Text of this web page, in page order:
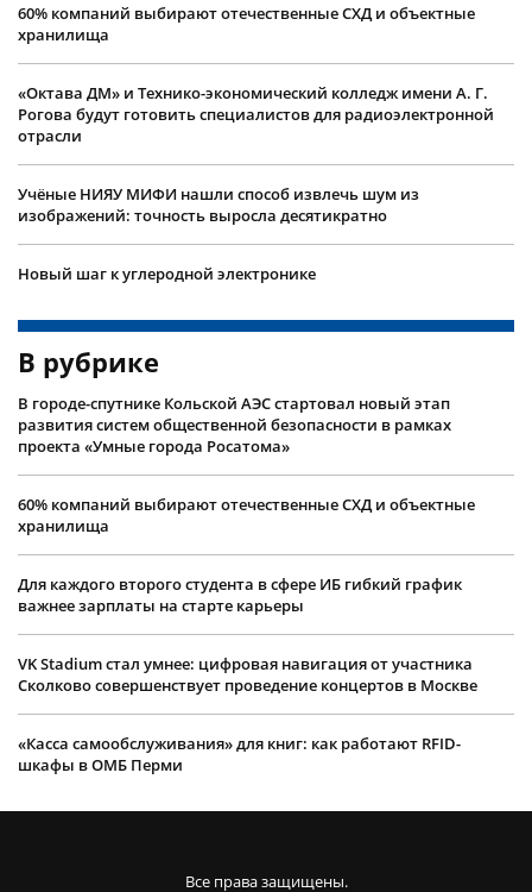
60% компаний выбирают отечественные СХД и объектные
хранилища
«Октава ДМ» и Технико-экономический колледж имени А. Г.
Рогова будут готовить специалистов для радиоэлектронной
отрасли
Учëные НИЯУ МИФИ нашли способ извлечь шум из
изображений: точность выросла десятикратно
Новый шаг к углеродной электронике
В рубрике
В городе-спутнике Кольской АЭС стартовал новый этап
развития систем общественной безопасности в рамках
проекта «Умные города Росатома»
60% компаний выбирают отечественные СХД и объектные
хранилища
Для каждого второго студента в сфере ИБ гибкий график
важнее зарплаты на старте карьеры
VK Stadium стал умнее: цифровая навигация от участника
Сколково совершенствует проведение концертов в Москве
«Касса самообслуживания» для книг: как работают RFID-
шкафы в ОМБ Перми
Все права защищены.